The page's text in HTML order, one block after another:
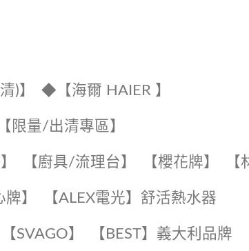
)】 ◆【海爾 HAIER 】
【限量/出清專區】
【廚具/流理台】 【櫻花牌】 【
牌】️ ️️【ALEX電光】舒活熱水器️️
️【SVAGO】️ ️【BEST】️義大利品牌